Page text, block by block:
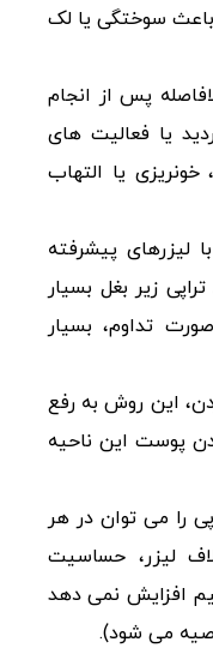
سوختگی یا لک
پس از انجام
یا فعالیت های
خونریزی یا التهاب
لیزرهای پیشرفته
زیر بغل بسیار
تداوم، بسیار
این روش به رفع
پوست این ناحیه
را می توان در هر
لیزر، حساسیت
افزایش نمی دهد
می شود).